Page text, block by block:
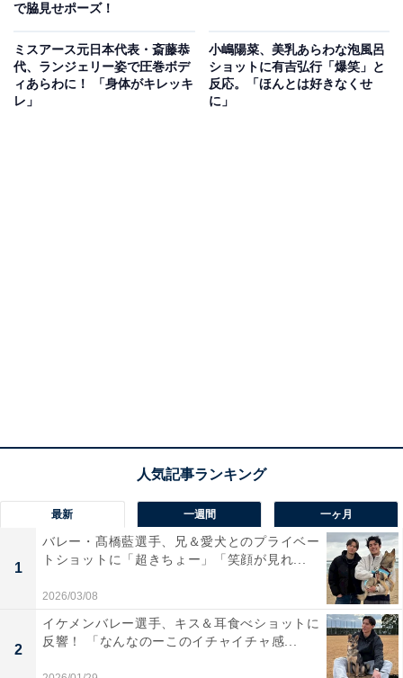
で脇見せポーズ！
ミスアース元日本代表・斎藤恭
代、ランジェリー姿で圧巻ボデ
ィあらわに！ 「身体がキレッキ
レ」
小嶋陽菜、美乳あらわな泡風呂
ショットに有吉弘行「爆笑」と
反応。「ほんとは好きなくせ
に」
最新 一週間 一ヶ月
1
バレー・髙橋藍選手、兄＆愛犬とのプライベー
トショットに「超きちょー」「笑顔が見れ...
2026/03/08
2
イケメンバレー選手、キス＆耳食べショットに
反響！ 「なんなのーこのイチャイチャ感...